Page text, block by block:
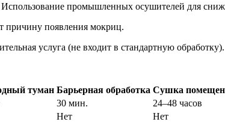
Использование промышленных осушителей для
причину появления мокриц.
услуга (не входит в стандартную обработку).
туман Барьерная обработка Сушка
30 мин.
24–48 часов
Нет
Нет